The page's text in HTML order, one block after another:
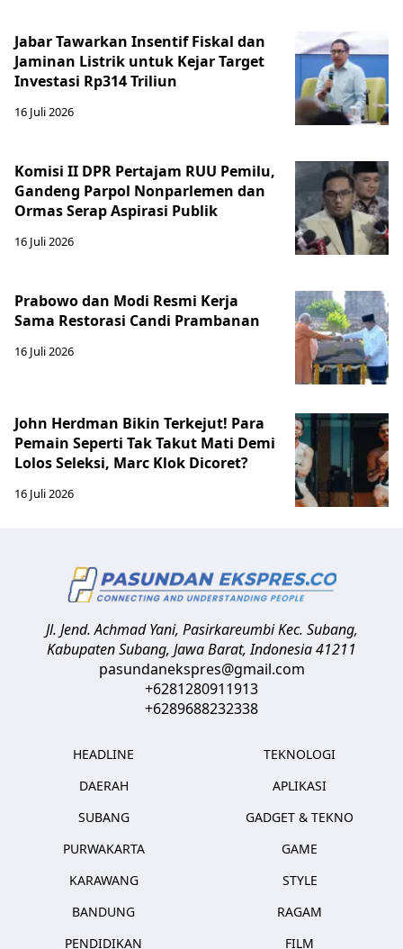
Jabar Tawarkan Insentif Fiskal dan
Jaminan Listrik untuk Kejar Target
Investasi Rp314 Triliun
16 Juli 2026
Komisi II DPR Pertajam RUU Pemilu,
Gandeng Parpol Nonparlemen dan
Ormas Serap Aspirasi Publik
16 Juli 2026
Prabowo dan Modi Resmi Kerja
Sama Restorasi Candi Prambanan
16 Juli 2026
John Herdman Bikin Terkejut! Para
Pemain Seperti Tak Takut Mati Demi
Lolos Seleksi, Marc Klok Dicoret?
16 Juli 2026
Jl. Jend. Achmad Yani, Pasirkareumbi Kec. Subang,
Kabupaten Subang, Jawa Barat,Indonesia41211
pasundanekspres@gmail.com
+6281280911913
+6289688232338
HEADLINE
DAERAH
SUBANG
PURWAKARTA
KARAWANG
BANDUNG
PENDIDIKAN
TEKNOLOGI
APLIKASI
GADGET & TEKNO
GAME
STYLE
RAGAM
FILM